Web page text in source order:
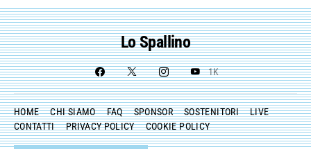
Lo Spallino
1K
HOME CHI SIAMO FAQ SPONSOR SOSTENITORI
LIVE
CONTATTI
PRIVACY POLICY COOKIE POLICY